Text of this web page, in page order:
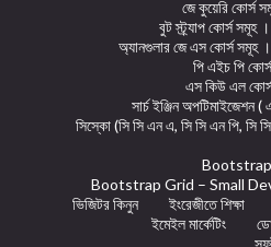
জে কুয়েরি
বুট স্ট্র্যাপ কোর্স
অ্যানগুলার জে এস কোর্স
পি এইচ পি
এস কিউ এল
সার্চ ইঞ্জিন
সিস্কো (সি সি এন এ, সি সি এন পি,
Bootstrap
Bootstrap Grid – Small
ভিজিটর কিনুন
ইংরেজীতে শিক্ষা
ইমেইল মার্কেটিং